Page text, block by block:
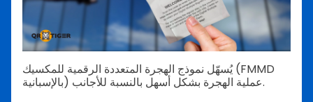
يُسهّل نموذج الهجرة المتعددة الرقمية للمكسيك (FMMD
بالإسبانية) عملية الهجرة بشكل أسهل بالنسبة للأجانب.